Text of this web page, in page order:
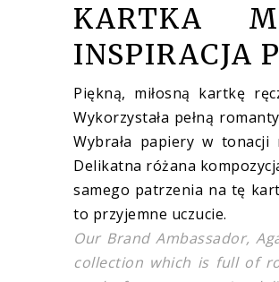
KARTKA
INSPIRACJA
Piękną, miłosną kartkę
Wykorzystała pełną
Wybrała papiery w
Delikatna różana
samego patrzenia na tę
to przyjemne uczucie.
Our Brand Ambassador,
collection which is full of